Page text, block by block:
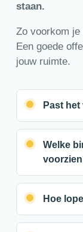
staan.
Zo voorkom
Een goede
jouw ruimte.
Past
Welke
Hoe